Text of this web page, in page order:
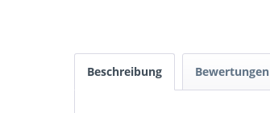
Beschreibung Bewertungen